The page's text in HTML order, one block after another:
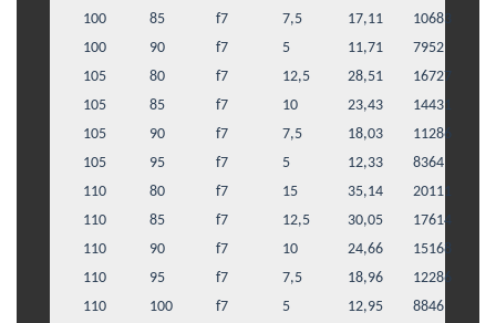
100
85 f7 7,5 17,11
10683
100
90 f7 5 11,71
7952
105
80 f7 12,5 28,51
16727
105
85 f7 10 23,43
14431
105
90 f7 7,5 18,03
11286
105
95 f7 5 12,33
8364
110
80 f7 15 35,14
20111
110
85 f7 12,5 30,05
17614
110
90 f7 10 24,66
15168
110
95 f7 7,5 18,96
12286
110
100 f7 5 12,95
8846